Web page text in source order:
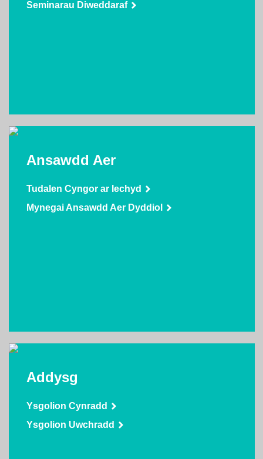
Seminarau Diweddaraf
Ansawdd Aer
Tudalen Cyngor ar Iechyd
Mynegai Ansawdd Aer Dyddiol
Addysg
Ysgolion Cynradd
Ysgolion Uwchradd